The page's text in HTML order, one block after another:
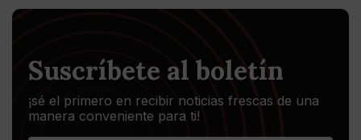
Suscríbete al boletín
¡sé el primero en recibir noticias frescas de una
manera conveniente para ti!